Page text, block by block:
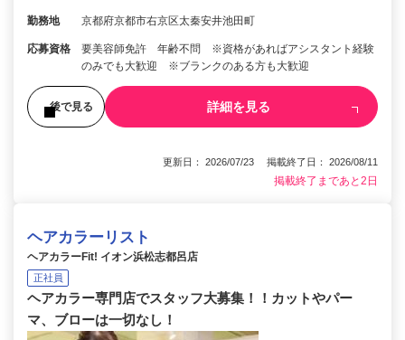
勤務地 京都府京都市右京区太秦安井池田町
応募資格
要美容師免許 年齢不問 ※資格があればアシスタント経験
のみでも大歓迎 ※ブランクのある方も大歓迎
後で見る 詳細を見る
更新日： 2026/07/23 掲載終了日： 2026/08/11
掲載終了まであと2日
ヘアカラーリスト
ヘアカラーFit! イオン浜松志都呂店
正社員
ヘアカラー専門店でスタッフ大募集！！カットやパー
マ、ブローは一切なし！